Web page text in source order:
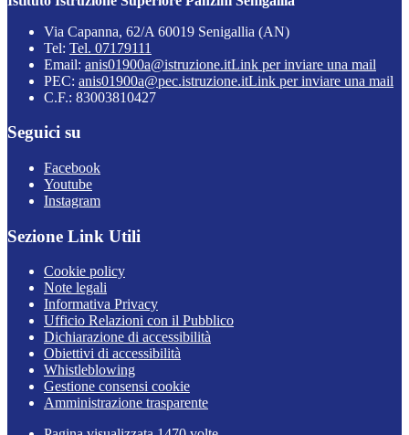
Via Capanna, 62/A 60019 Senigallia (AN)
Tel: Tel. 07179111
Email: anis01900a@istruzione.itLink per inviare una mail
PEC: anis01900a@pec.istruzione.itLink per inviare una mail
C.F.: 83003810427
Seguici su
Facebook
Youtube
Instagram
Sezione Link Utili
Cookie policy
Note legali
Informativa Privacy
Ufficio Relazioni con il Pubblico
Dichiarazione di accessibilità
Obiettivi di accessibilità
Whistleblowing
Gestione consensi cookie
Amministrazione trasparente